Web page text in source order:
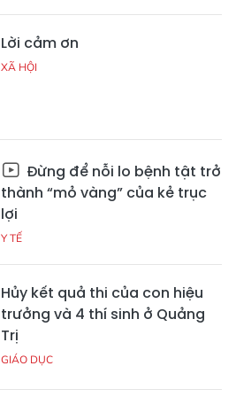
Lời cảm ơn
XÃ HỘI
Đừng để nỗi lo bệnh tật trở
thành “mỏ vàng” của kẻ trục
lợi
Y TẾ
Hủy kết quả thi của con hiệu
trưởng và 4 thí sinh ở Quảng
Trị
GIÁO DỤC